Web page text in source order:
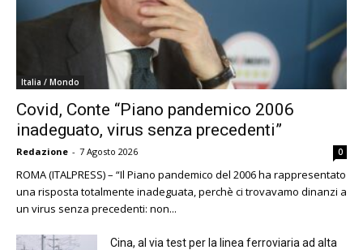
Italia / Mondo
Covid, Conte “Piano pandemico 2006
inadeguato, virus senza precedenti”
Redazione - 7 Agosto 2026 0
ROMA (ITALPRESS) – “Il Piano pandemico del 2006 ha rappresentato
una risposta totalmente inadeguata, perchè ci trovavamo dinanzi a
un virus senza precedenti: non...
Cina, al via test per la linea ferroviaria ad alta